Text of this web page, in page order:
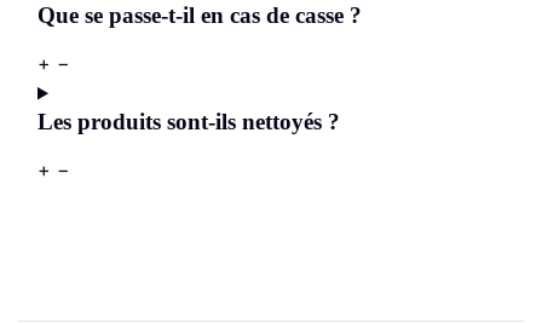
Que se passe-t-il en cas de casse ?
+ −
Les produits sont-ils nettoyés ?
+ −